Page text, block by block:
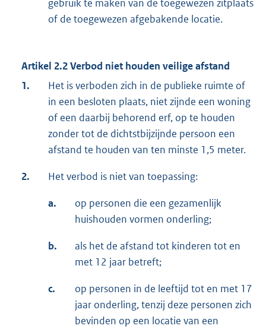
gebruik te maken van de toegewezen zitplaats
of de toegewezen afgebakende locatie.
Artikel 2.2 Verbod niet houden veilige afstand
1.
Het is verboden zich in de publieke ruimte of
in een besloten plaats, niet zijnde een woning
of een daarbij behorend erf, op te houden
zonder tot de dichtstbijzijnde persoon een
afstand te houden van ten minste 1,5 meter.
2. Het verbod is niet van toepassing:
a.
op personen die een gezamenlijk
huishouden vormen onderling;
b.
als het de afstand tot kinderen tot en
met 12 jaar betreft;
c.
op personen in de leeftijd tot en met 17
jaar onderling, tenzij deze personen zich
bevinden op een locatie van een